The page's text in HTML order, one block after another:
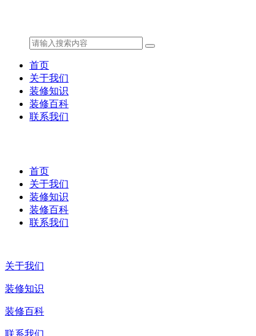
首页
关于我们
装修知识
装修百科
联系我们
首页
关于我们
装修知识
装修百科
联系我们
关于我们
装修知识
装修百科
联系我们